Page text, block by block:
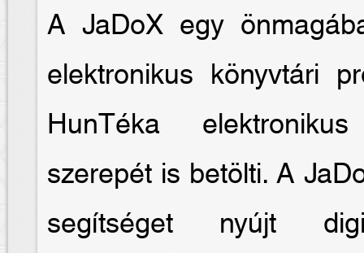
A JaDoX egy
elektronikus könyvtári
HunTéka
szerepét is betölti. A
segítséget nyújt